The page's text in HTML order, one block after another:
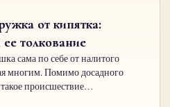
от кипятка:
толкование
сама по себе от налитого
многим. Помимо досадного
происшествие…